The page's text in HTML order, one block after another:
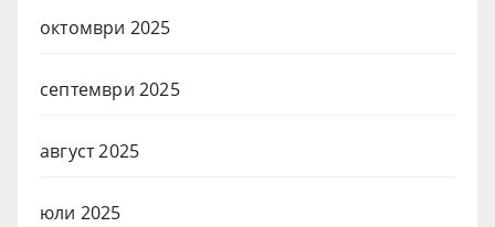
октомври 2025
септември 2025
август 2025
юли 2025